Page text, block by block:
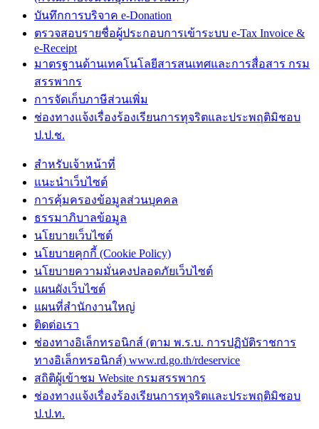
บันทึกการบริจาค e-Donation
ตรวจสอบรายชื่อผู้ประกอบการเข้าระบบ e-Tax Invoice &
e-Receipt
มาตรฐานด้านเทคโนโลยีสารสนเทศและการสื่อสาร กรม
สรรพากร
การจัดเก็บภาษีส่วนเพิ่ม
ช่องทางแจ้งเรื่องร้องเรียนการทุจริตและประพฤติมิชอบ
ป.ป.ช.
สำหรับเจ้าหน้าที่
แนะนำเว็บไซต์
การคุ้มครองข้อมูลส่วนบุคคล
ธรรมาภิบาลข้อมูล
นโยบายเว็บไซต์
นโยบายคุกกี้ (Cookie Policy)
นโยบายความมั่นคงปลอดภัยเว็บไซต์
แผนผังเว็บไซต์
แผนที่สำนักงานใหญ่
ติดต่อเรา
ช่องทางอิเล็กทรอนิกส์ (ตาม พ.ร.บ. การปฏิบัติราชการ
ทางอิเล็กทรอนิกส์) www.rd.go.th/rdeservice
สถิติผู้เข้าชม Website กรมสรรพากร
ช่องทางแจ้งเรื่องร้องเรียนการทุจริตและประพฤติมิชอบ
ป.ป.ท.